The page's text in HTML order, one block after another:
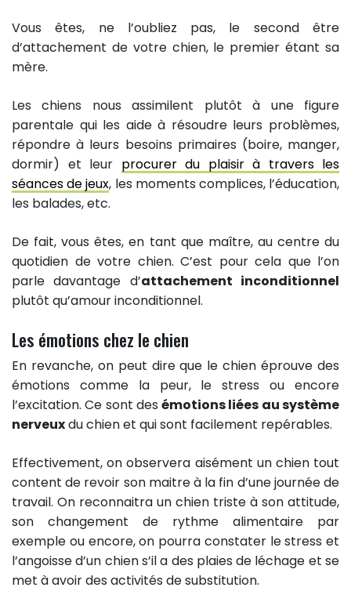
Vous êtes, ne l’oubliez pas, le second être
d’attachement de votre chien, le premier étant sa
mère.
Les chiens nous assimilent plutôt à une figure
parentale qui les aide à résoudre leurs problèmes,
répondre à leurs besoins primaires (boire, manger,
dormir) et leur procurer du plaisir à travers les
séances de jeux, les moments complices, l’éducation,
les balades, etc.
De fait, vous êtes, en tant que maître, au centre du
quotidien de votre chien. C’est pour cela que l’on
parle davantage d’attachement inconditionnel
plutôt qu’amour inconditionnel.
Les émotions chez le chien
En revanche, on peut dire que le chien éprouve des
émotions comme la peur, le stress ou encore
l’excitation. Ce sont desémotions liées au système
nerveuxdu chien et qui sont facilement repérables.
Effectivement, on observera aisément un chien tout
content de revoir son maitre à la fin d’une journée de
travail. On reconnaitra un chien triste à son attitude,
son changement de rythme alimentaire par
exemple ou encore, on pourra constater le stress et
l’angoisse d’un chien s’il a des plaies de léchage et se
met à avoir des activités de substitution.